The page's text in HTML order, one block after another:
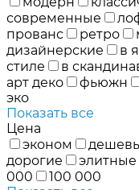
современные
прованс
ретро
дизайнерские
в
стиле
в
арт деко
фьюжн
эко
Показать все
Цена
эконом
дорогие
элитные
000
100 000